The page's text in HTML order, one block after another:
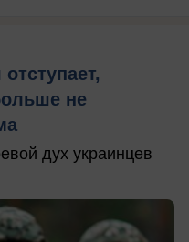
не
дух украинцев